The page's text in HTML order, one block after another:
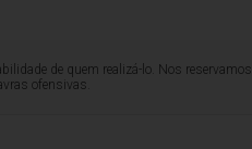
de quem realizá-lo. Nos
ofensivas.